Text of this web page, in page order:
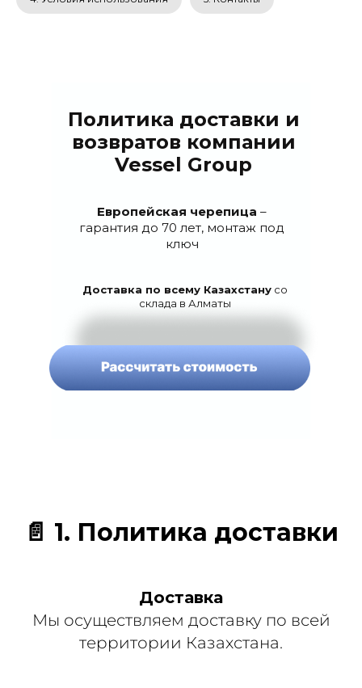
Европейская черепица –
гарантия до 70 лет, монтаж под
ключ
Доставка по всему Казахстанусо
склада в Алматы
Политика доставки и
возвратов компании
Vessel Group
📄 1. Политика доставки
Доставка
Мы осуществляем доставку по всей
территории Казахстана.